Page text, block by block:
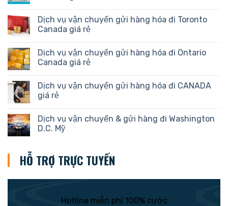
Dịch vụ vận chuyển gửi hàng hóa đi Toronto
Canada giá rẻ
Dịch vụ vận chuyển gửi hàng hóa đi Ontario
Canada giá rẻ
Dịch vụ vận chuyển gửi hàng hóa đi CANADA
giá rẻ
Dịch vụ vận chuyển & gửi hàng đi Washington
D.C. Mỹ
HỖ TRỢ TRỰC TUYẾN
Hotline miễn phí 100% cước